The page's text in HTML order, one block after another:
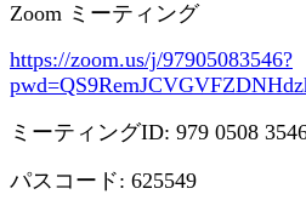
Zoom ミーティング
https://zoom.us/j/97905083546?
ミーティングID: 979 0508
パスコード: 625549